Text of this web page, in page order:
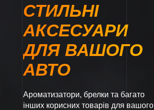
СТИЛЬНІ
АКСЕСУАРИ
ДЛЯ ВАШОГО
АВТО
Ароматизатори, брелки та багато
інших корисних товарів для вашого